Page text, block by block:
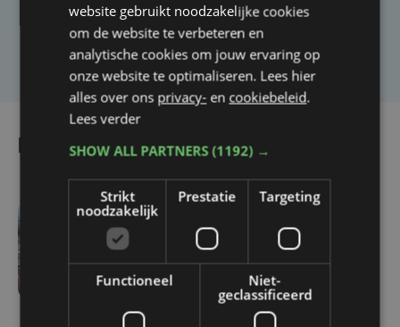
Laat het ons weten
Lees ook
do 6 augustus | 16:44
Veurne moet zo'n twee
miljoen euro aan
onrechtmatig
gerecupereerde BTW
website gebruikt noodzakelijke cookies
om de website te verbeteren en
analytische cookies om jouw ervaring op
onze website te optimaliseren. Lees hier
alles over ons privacy- en cookiebeleid.
Lees verder
SHOW ALL PARTNERS(1192) →
Strikt
noodzakelijk
Prestatie Targeting
Functioneel
Niet-
geclassificeerd